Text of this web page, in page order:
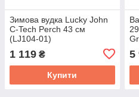
Зимова вудка Lucky John
C-Tech Perch 43 см
(LJ104-01)
1 119 ₴
Купити
5